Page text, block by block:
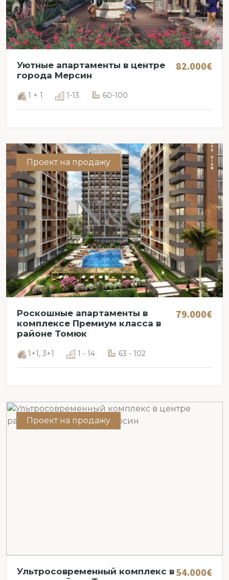
Уютные апартаменты в центре
города Мерсин
82.000€
1 + 1 1-13 60-100
Проект на продажу
Роскошные апартаменты в
комплексе Премиум класса в
районе Томюк
79.000€
1+1, 3+1 1 - 14 63 - 102
Проект на продажу
Ультросовременный комплекс в 54.000€